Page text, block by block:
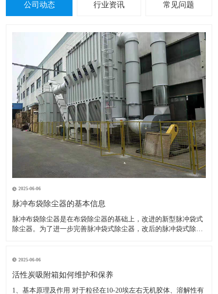
公司动态 行业资讯 常见问题
2025-06-06
脉冲布袋除尘器的基本信息
脉冲布袋除尘器是在布袋除尘器的基础上，改进的新型脉冲袋式
除尘器。为了进一步完善脉冲袋式除尘器，改后的脉冲袋式除尘
行改革，解决了露天安放和压缩空气源压力低的问题。
2025-06-06
活性炭吸附箱如何维护和保养
1、基本原理及作用 对于粒径在10-20埃左右无机胶体、溶解性有